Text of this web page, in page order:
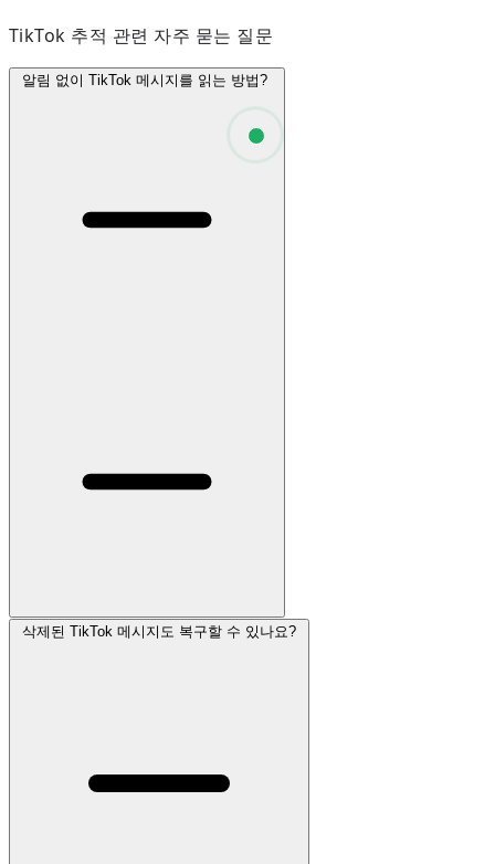
TikTok 추적 관련 자주 묻는 질문
알림 없이 TikTok 메시지를 읽는 방법?
삭제된 TikTok 메시지도 복구할 수 있나요?